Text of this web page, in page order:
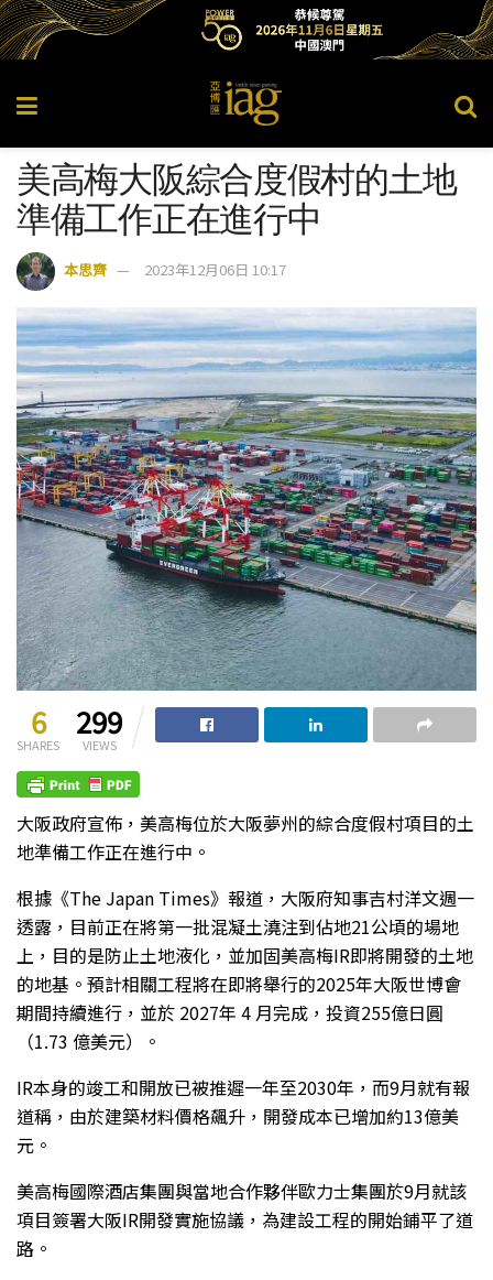
美高梅大阪綜合度假村的土地
準備工作正在進行中
本思齊 2023年12月06日 10:17
6
SHARES
299
VIEWS
大阪政府宣佈，美高梅位於大阪夢州的綜合度假村項目的土
地準備工作正在進行中。
根據《The Japan Times》報道，大阪府知事吉村洋文週一
透露，目前正在將第一批混凝土澆注到佔地21公頃的場地
上，目的是防止土地液化，並加固美高梅IR即將開發的土地
的地基。預計相關工程將在即將舉行的2025年大阪世博會
期間持續進行，並於 2027年 4 月完成，投資255億日圓
（1.73 億美元）。
IR本身的竣工和開放已被推遲一年至2030年，而9月就有報
道稱，由於建築材料價格飆升，開發成本已增加約13億美
元。
美高梅國際酒店集團與當地合作夥伴歐力士集團於9月就該
項目簽署大阪IR開發實施協議，為建設工程的開始鋪平了道
路。